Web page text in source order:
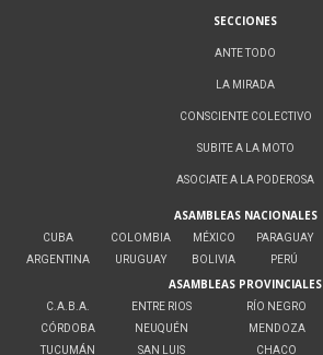
SECCIONES
ANTE TODO
LA MIRADA
CONSCIENTE COLECTIVO
SUBITE A LA MOTO
ASOCIATE A LA PODEROSA
ASAMBLEAS NACIONALES
CUBA
ARGENTINA
COLOMBIA
URUGUAY
MÉXICO
BOLIVIA
PARAGUAY
PERÚ
ASAMBLEAS PROVINCIALES
C.A.B.A.
CÓRDOBA
TUCUMÁN
ENTRE RIOS
NEUQUÉN
SAN LUIS
RÍO NEGRO
MENDOZA
CHACO